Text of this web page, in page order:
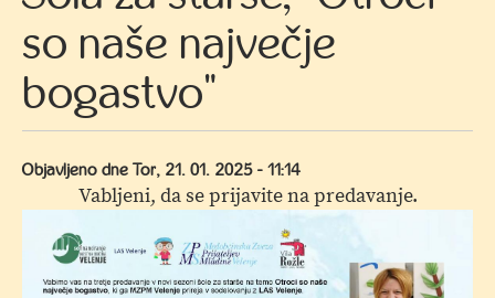
so naše največje
bogastvo"
Objavljeno dne Tor, 21. 01. 2025 - 11:14
Vabljeni, da se prijavite na predavanje.